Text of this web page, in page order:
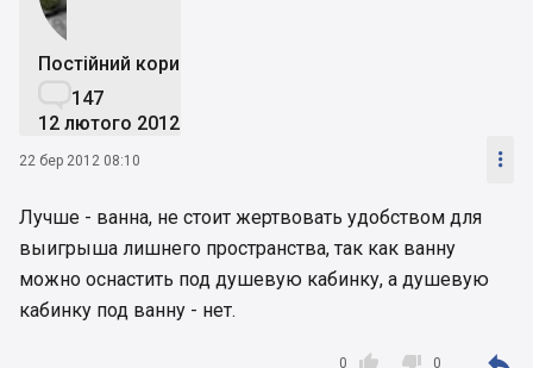
Постійний користувач
147
12 лютого 2012
22 бер 2012 08:10 
Лучше - ванна, не стоит жертвовать удобством для
выигрыша лишнего пространства, так как ванну
можно оснастить под душевую кабинку, а душевую
кабинку под ванну - нет.

0  0